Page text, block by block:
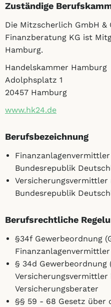
Zuständige
Die Mitzscherlich GmbH
Finanzberatung KG ist
Hamburg.
Handelskammer Hamburg
Adolphsplatz 1
20457 Hamburg
www.hk24.de
Berufsbezeichnung
Bundesrepublik
Versicherungsvermittler
Bundesrepublik
Berufsrechtliche
§34f Gewerbeordnung
Finanzanlagenvermittler
§ 34d Gewerbeordnung
Versicherungsvermittler
Versicherungsberater
§§ 59 - 68 Gesetz über